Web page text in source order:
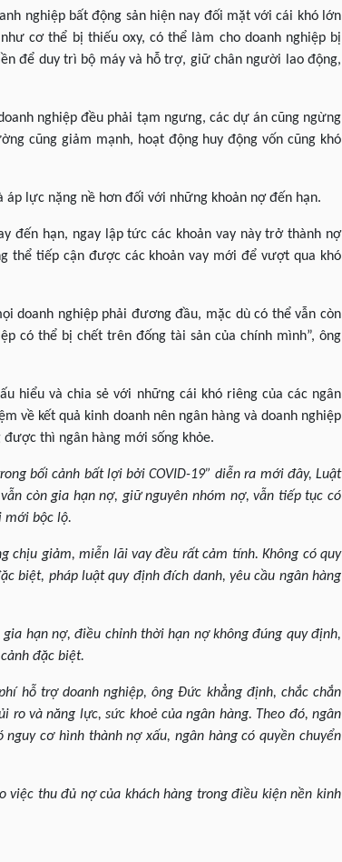
nghiệp bất động sản hiện nay đối mặt với cái khó lớn
cơ thể bị thiếu oxy, có thể làm cho doanh nghiệp bị
để duy trì bộ máy và hỗ trợ, giữ chân người lao động,
nghiệp đều phải tạm ngưng, các dự án cũng ngừng
cũng giảm mạnh, hoạt động huy động vốn cũng khó
lực nặng nề hơn đối với những khoản nợ đến hạn.
đến hạn, ngay lập tức các khoản vay này trở thành nợ
thể tiếp cận được các khoản vay mới để vượt qua khó
doanh nghiệp phải đương đầu, mặc dù có thể vẫn còn
có thể bị chết trên đống tài sản của chính mình”, ông
hiểu và chia sẻ với những cái khó riêng của các ngân
về kết quả kinh doanh nên ngân hàng và doanh nghiệp
thì ngân hàng mới sống khỏe.
bối cảnh bất lợi bởi COVID-19” diễn ra mới đây, Luật
còn gia hạn nợ, giữ nguyên nhóm nợ, vẫn tiếp tục có
mới bộc lộ.
chịu giảm, miễn lãi vay đều rất cảm tính. Không có quy
biệt, pháp luật quy định đích danh, yêu cầu ngân hàng
hạn nợ, điều chỉnh thời hạn nợ không đúng quy định,
đặc biệt.
hỗ trợ doanh nghiệp, ông Đức khẳng định, chắc chắn
ro và năng lực, sức khoẻ của ngân hàng. Theo đó, ngân
cơ hình thành nợ xấu, ngân hàng có quyền chuyển
việc thu đủ nợ của khách hàng trong điều kiện nền kinh